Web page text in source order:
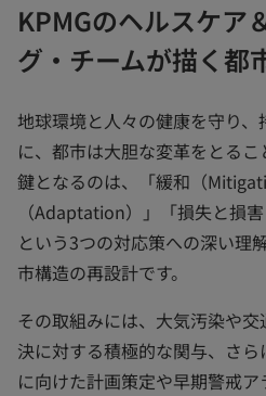
KPMGのヘルスケア
グ・チームが描く都
地球環境と人々の健康を守り
に、都市は大胆な変革をとる
鍵となるのは、「緩和（
（Adaptation）」「損失と損
という3つの対応策への深い理
市構造の再設計です。
その取組みには、大気汚染や
決に対する積極的な関与、さ
に向けた計画策定や早期警戒